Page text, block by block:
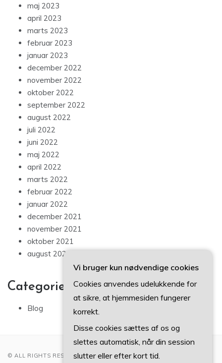
maj 2023
april 2023
marts 2023
februar 2023
januar 2023
december 2022
november 2022
oktober 2022
september 2022
august 2022
juli 2022
juni 2022
maj 2022
april 2022
marts 2022
februar 2022
januar 2022
december 2021
november 2021
oktober 2021
august 2021
Categories
Blog
© ALL RIGHTS RESERVED 2022
Vi bruger kun nødvendige cookies
Cookies anvendes udelukkende for
at sikre, at hjemmesiden fungerer
korrekt.
Disse cookies sættes af os og
slettes automatisk, når din session
slutter eller efter kort tid.